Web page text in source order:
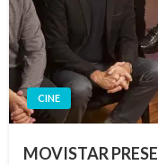
CINE
MOVISTAR